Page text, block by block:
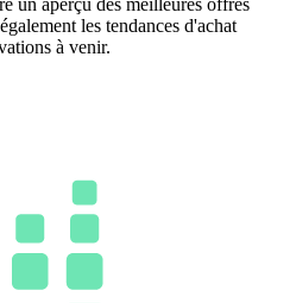
un aperçu des meilleures offres
les tendances d'achat
à venir.